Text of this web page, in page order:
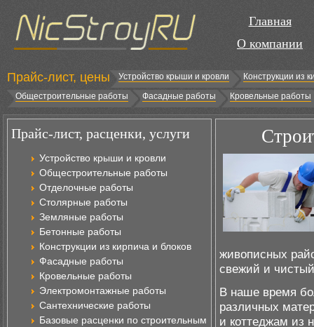
Главная
О компании
Прайс-лист, цены Устройство крыши и кровли
Конструкции из
Общестроительные работы
Фасадные работы Кровельные работы
Прайс-лист, расценки, услуги
Устройство крыши и кровли
Общестроительные работы
Отделочные работы
Столярные работы
Земляные работы
Бетонные работы
Конструкции из кирпича и блоков
Фасадные работы
Кровельные работы
Электромонтажные работы
Сантехнические работы
Базовые расценки по строительным
живописных
свежий и
В наше время
различных
и коттеджам из